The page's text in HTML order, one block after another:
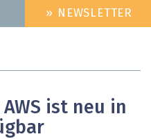
HEADER
MENU
» NEWSLETTER
ist neu in